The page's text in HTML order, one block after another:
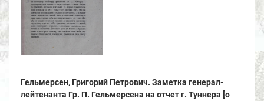
Гельмерсен, Григорий Петрович. Заметка генерал-
лейтенанта Гр. П. Гельмерсена на отчет г. Туннера [о